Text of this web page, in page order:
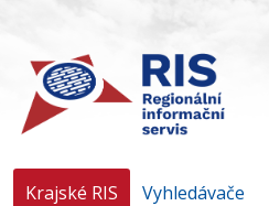
Krajské RIS Vyhledávače